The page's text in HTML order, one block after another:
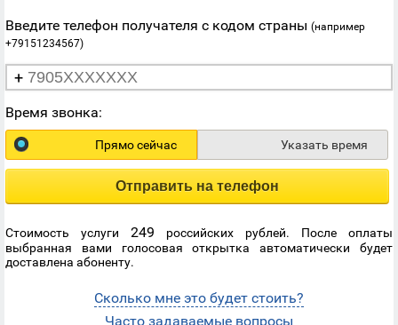
Введите телефон получателя с кодом страны (например
+79151234567)
+
Время звонка:
Прямо сейчас Указать время
Отправить на телефон
Стоимость услуги 249 российских рублей. После оплаты
выбранная вами голосовая открытка автоматически будет
доставлена абоненту.
Сколько мне это будет стоить?
Часто задаваемые вопросы